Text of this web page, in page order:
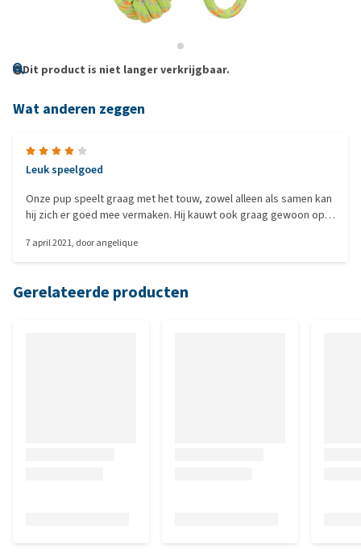
Dit product is niet langer verkrijgbaar.
Wat anderen zeggen
Leuk speelgoed
Onze pup speelt graag met het touw, zowel alleen als samen kan
hij zich er goed mee vermaken. Hij kauwt ook graag gewoon op
7 april 2021, doorangelique
Gerelateerde producten